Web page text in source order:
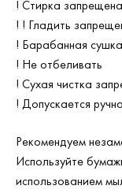
! Стирка запрещена
! ! Гладить
! Барабанная
! Не отбеливать
! Сухая чистка
! Допускается
Рекомендуем
Используйте
использованием